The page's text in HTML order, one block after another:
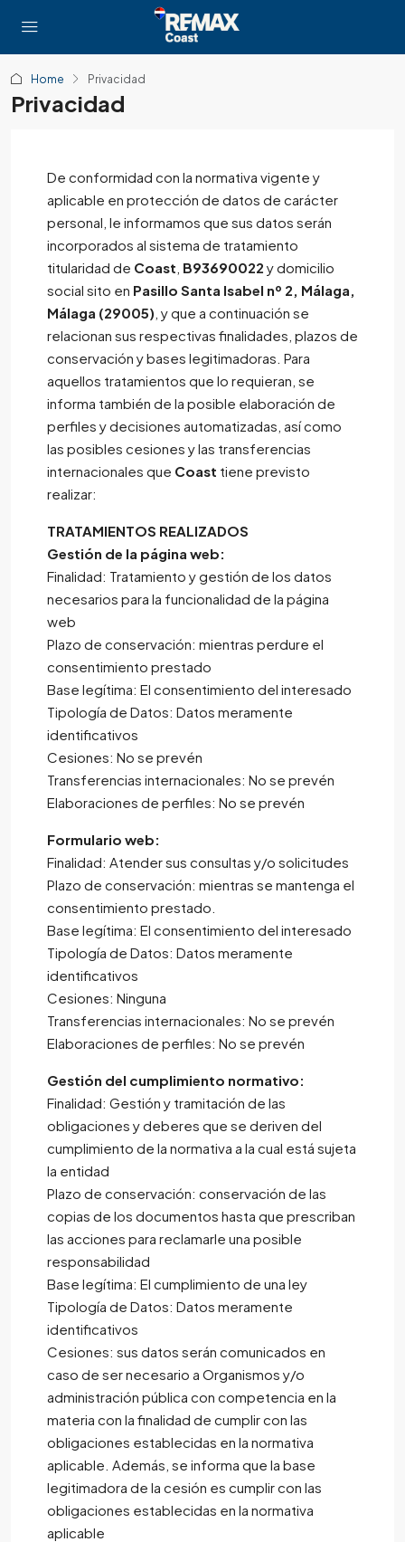
Home Privacidad
Privacidad
De conformidad con la normativa vigente y
aplicable en protección de datos de carácter
personal, le informamos que sus datos serán
incorporados al sistema de tratamiento
titularidad de Coast B93690022 y domicilio
social sito en Pasillo Santa Isabel nº 2, Málaga,
Málaga (29005) , y que a continuación se
relacionan sus respectivas finalidades, plazos de
conservación y bases legitimadoras. Para
aquellos tratamientos que lo requieran, se
informa también de la posible elaboración de
perfiles y decisiones automatizadas, así como
las posibles cesiones y las transferencias
internacionales que Coast tiene previsto
realizar:
TRATAMIENTOS REALIZADOS
Gestión de la página web:
Finalidad: Tratamiento y gestión de los datos
necesarios para la funcionalidad de la página
web
Plazo de conservación: mientras perdure el
consentimiento prestado
Base legítima: El consentimiento del interesado
Tipología de Datos: Datos meramente
identificativos
Cesiones: No se prevén
Transferencias internacionales: No se prevén
Elaboraciones de perfiles: No se prevén
Formulario web:
Finalidad: Atender sus consultas y/o solicitudes
Plazo de conservación: mientras se mantenga el
consentimiento prestado.
Base legítima: El consentimiento del interesado
Tipología de Datos: Datos meramente
identificativos
Cesiones: Ninguna
Transferencias internacionales: No se prevén
Elaboraciones de perfiles: No se prevén
Gestión del cumplimiento normativo:
Finalidad: Gestión y tramitación de las
obligaciones y deberes que se deriven del
cumplimiento de la normativa a la cual está sujeta
la entidad
Plazo de conservación: conservación de las
copias de los documentos hasta que prescriban
las acciones para reclamarle una posible
responsabilidad
Base legítima: El cumplimiento de una ley
Tipología de Datos: Datos meramente
identificativos
Cesiones: sus datos serán comunicados en
caso de ser necesario a Organismos y/o
administración pública con competencia en la
materia con la finalidad de cumplir con las
obligaciones establecidas en la normativa
aplicable. Además, se informa que la base
legitimadora de la cesión es cumplir con las
obligaciones establecidas en la normativa
aplicable